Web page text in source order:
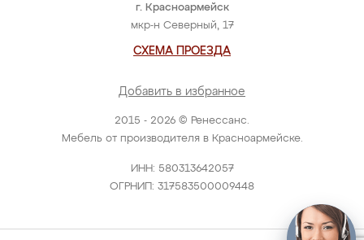
2015 - 2026 © Ренессанс.
Мебель от производителя в Красноармейске.
ИНН: 580313642057
ОГРНИП: 317583500009448
г. Красноармейск
мкр-н Северный, 17
СХЕМА ПРОЕЗДА
Добавить в избранное